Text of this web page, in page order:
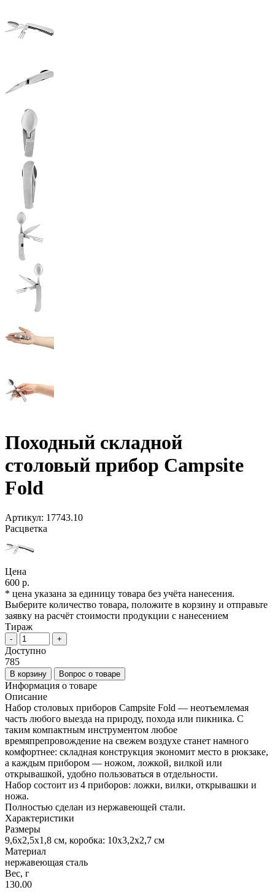
Походный складной
столовый прибор Campsite
Fold
Артикул: 17743.10
Расцветка
Цена
600 р.
* цена указана за единицу товара без учёта нанесения.
Выберите количество товара, положите в корзину и отправьте
заявку на расчёт стоимости продукции с нанесением
Тираж
- +
Доступно
785
В корзину Вопрос о товаре
Информация о товаре
Описание
Набор столовых приборов Campsite Fold — неотъемлемая
часть любого выезда на природу, похода или пикника. С
таким компактным инструментом любое
времяпрепровождение на свежем воздухе станет намного
комфортнее: складная конструкция экономит место в рюкзаке,
а каждым прибором — ножом, ложкой, вилкой или
открывашкой, удобно пользоваться в отдельности.
Набор состоит из 4 приборов: ложки, вилки, открывашки и
ножа.
Полностью сделан из нержавеющей стали.
Характеристики
Размеры
9,6х2,5х1,8 см, коробка: 10х3,2х2,7 см
Материал
нержавеющая сталь
Вес, г
130.00